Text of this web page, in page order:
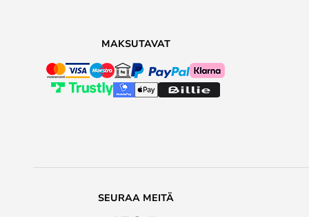
MAKSUTAVAT
SEURAA MEITÄ